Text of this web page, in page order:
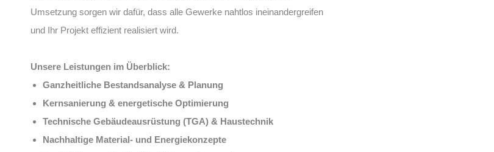
Umsetzung sorgen wir dafür, dass alle Gewerke nahtlos ineinandergreifen
und Ihr Projekt effizient realisiert wird.
Unsere Leistungen im Überblick:
Ganzheitliche Bestandsanalyse & Planung
Kernsanierung & energetische Optimierung
Technische Gebäudeausrüstung (TGA) & Haustechnik
Nachhaltige Material- und Energiekonzepte